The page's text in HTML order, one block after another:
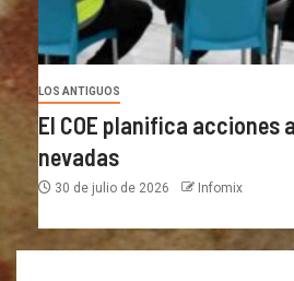
LOS ANTIGUOS
El COE planifica acciones
nevadas
30 de julio de 2026 Infomix